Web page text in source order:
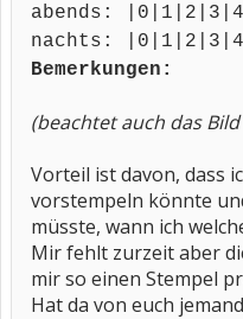
abends:
0 1 2 3 4
nachts:
0 1 2 3 4
Bemerkungen:
(beachtet auch das
Vorteil ist davon, dass
vorstempeln könnte
müsste, wann ich
Mir fehlt zurzeit aber
mir so einen Stempel
Hat da von euch